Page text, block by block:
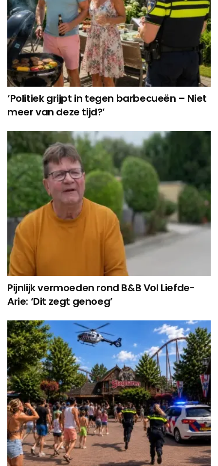
‘Politiek grijpt in tegen barbecueën – Niet
meer van deze tijd?’
Pijnlijk vermoeden rond B&B Vol Liefde-
Arie: ‘Dit zegt genoeg’